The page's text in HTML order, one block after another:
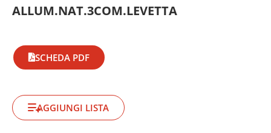
ALLUM.NAT.3COM.LEVETTA
SCHEDA PDF
AGGIUNGI LISTA